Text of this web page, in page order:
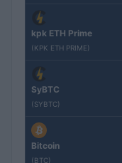
kpk ETH Prime
(KPK ETH PRIME)
SyBTC
(SYBTC)
Bitcoin
(BTC)